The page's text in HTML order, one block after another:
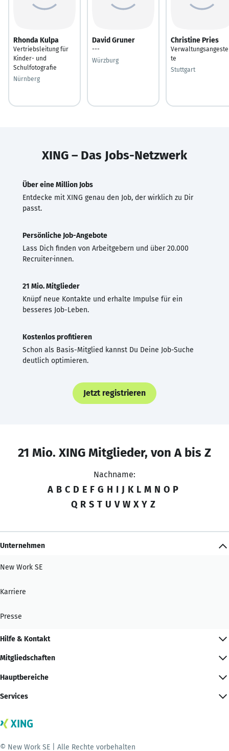
Rhonda Kulpa
Vertriebsleitung für
Kinder- und
Schulfotografie
Nürnberg
David Gruner
---
Würzburg
Christine Pries
te
Stuttgart
XING – Das Jobs-Netzwerk
Über eine Million Jobs
Entdecke mit XING genau den Job, der wirklich zu Dir
passt.
Persönliche Job-Angebote
Lass Dich finden von Arbeitgebern und über 20.000
Recruiter·innen.
21 Mio. Mitglieder
Knüpf neue Kontakte und erhalte Impulse für ein
besseres Job-Leben.
Kostenlos profitieren
Schon als Basis-Mitglied kannst Du Deine Job-Suche
deutlich optimieren.
Jetzt registrieren
21 Mio. XING Mitglieder, von A bis Z
Nachname:
A B C D E F G H I J K L M N O P
Q R S T U V W X Y Z
Unternehmen
New Work SE
Karriere
Presse
Hilfe & Kontakt
Mitgliedschaften
Hauptbereiche
Services
© New Work SE | Alle Rechte vorbehalten